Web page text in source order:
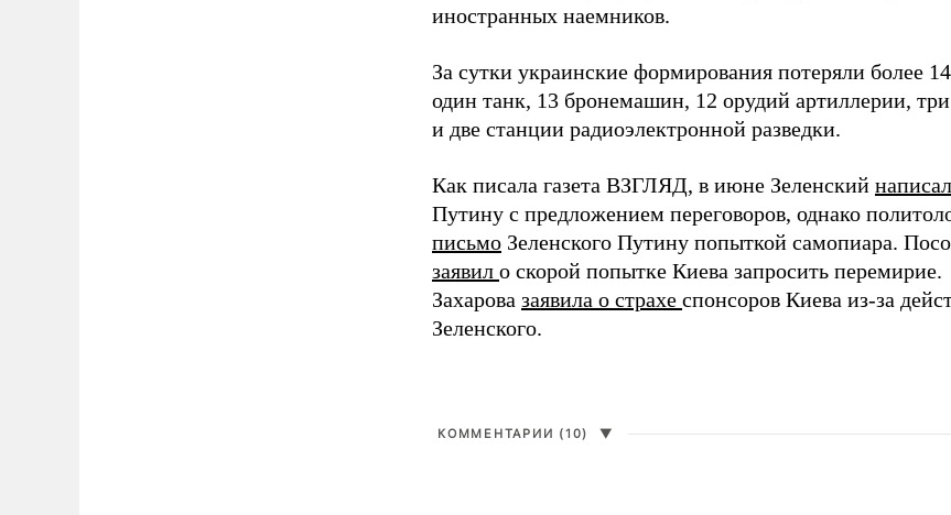
иностранных наемников.
За сутки украинские формирования потеряли более
один танк, 13 бронемашин, 12 орудий артиллерии,
и две станции радиоэлектронной разведки.
Как писала газета ВЗГЛЯД, в июне Зеленский написал
Путину с предложением переговоров, однако
письмо Зеленского Путину попыткой самопиара.
заявил о скорой попытке Киева запросить перемирие.
Захарова заявила о страхе спонсоров Киева из-за
Зеленского.
КОММЕНТАРИИ (10) ▼